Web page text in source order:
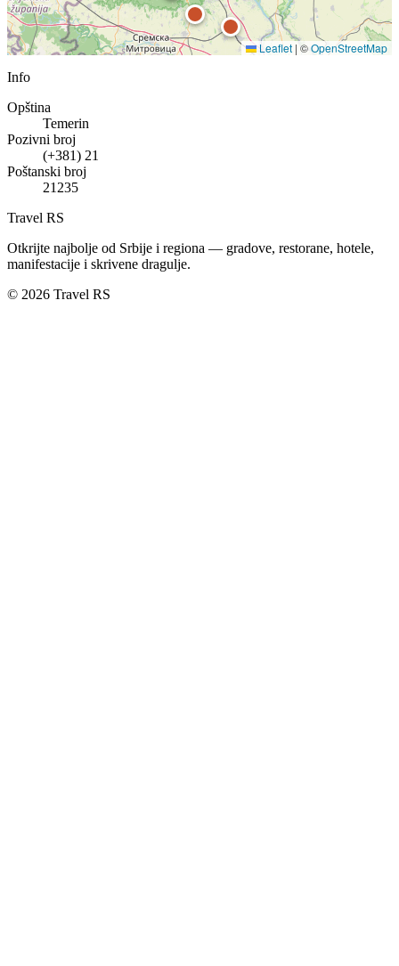
Leaflet | ©OpenStreetMap
Info
Opština
Temerin
Pozivni broj
(+381) 21
Poštanski broj
21235
Travel RS
Otkrijte najbolje od Srbije i regiona — gradove, restorane, hotele,
manifestacije i skrivene dragulje.
© 2026 Travel RS